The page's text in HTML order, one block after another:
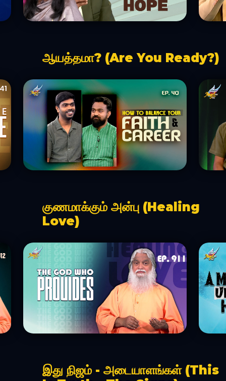
ஆயத்தமா? (Are You Ready?)
குணமாக்கும் அன்பு (Healing
Love)
இது நிஜம் - அடையாளங்கள் (This